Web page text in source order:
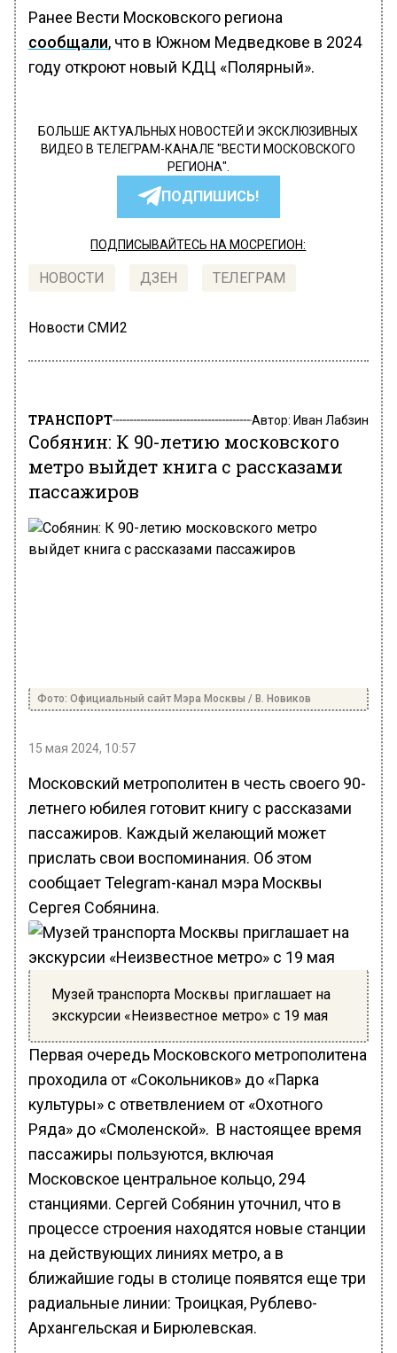
Ранее Вести Московского региона
сообщали, что в Южном Медведкове в 2024
году откроют новый КДЦ «Полярный».
БОЛЬШЕ АКТУАЛЬНЫХ НОВОСТЕЙ И ЭКСКЛЮЗИВНЫХ
ВИДЕО В ТЕЛЕГРАМ-КАНАЛЕ "ВЕСТИ МОСКОВСКОГО
РЕГИОНА".
ПОДПИШИСЬ!
ПОДПИСЫВАЙТЕСЬ НА МОСРЕГИОН:
НОВОСТИ ДЗЕН ТЕЛЕГРАМ
Новости СМИ2
ТРАНСПОРТ Автор: Иван Лабзин
Собянин: К 90-летию московского
метро выйдет книга с рассказами
пассажиров
Фото: Официальный сайт Мэра Москвы / В. Новиков
15 мая 2024, 10:57
Московский метрополитен в честь своего 90-
летнего юбилея готовит книгу с рассказами
пассажиров. Каждый желающий может
прислать свои воспоминания. Об этом
сообщает Telegram-канал мэра Москвы
Сергея Собянина.
Музей транспорта Москвы приглашает на
экскурсии «Неизвестное метро» с 19 мая
Первая очередь Московского метрополитена
проходила от «Сокольников» до «Парка
культуры» с ответвлением от «Охотного
Ряда» до «Смоленской». В настоящее время
пассажиры пользуются, включая
Московское центральное кольцо, 294
станциями. Сергей Собянин уточнил, что в
процессе строения находятся новые станции
на действующих линиях метро, а в
ближайшие годы в столице появятся еще три
радиальные линии: Троицкая, Рублево-
Архангельская и Бирюлевская.